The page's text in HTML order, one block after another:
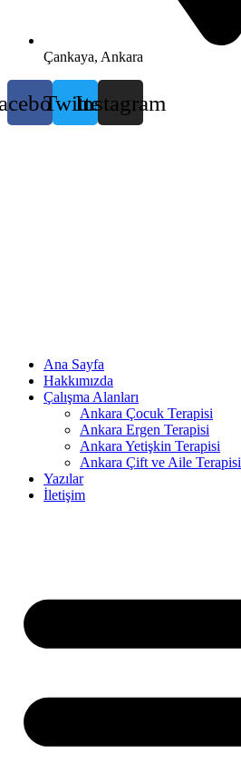
Çankaya, Ankara
TwitterInstagram
Ana Sayfa
Hakkımızda
Çalışma Alanları
Ankara Çocuk Terapisi
Ankara Ergen Terapisi
Ankara Yetişkin Terapisi
Ankara Çift ve Aile Terapisi
Yazılar
İletişim